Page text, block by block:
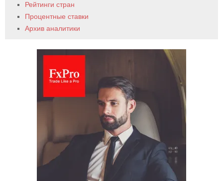
Рейтинги стран
Процентные ставки
Архив аналитики